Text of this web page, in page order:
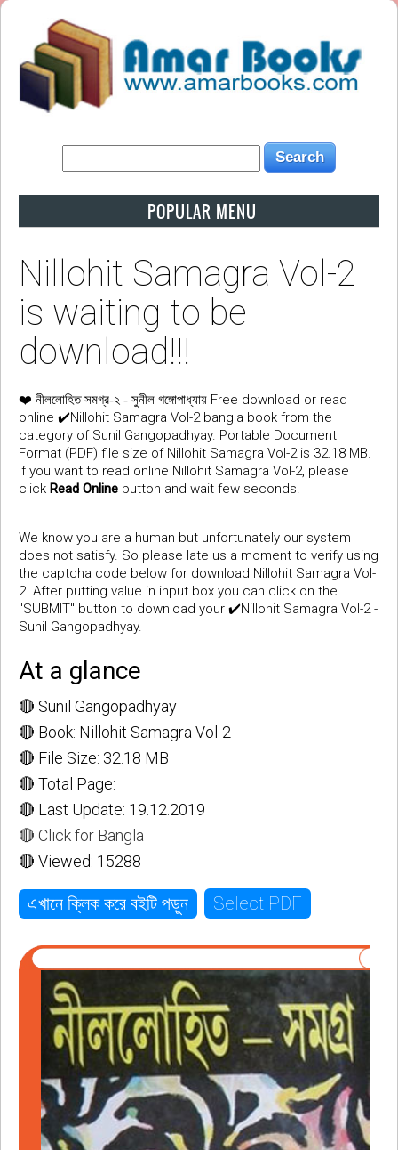
POPULAR MENU
Nillohit Samagra Vol-2
is waiting to be
download!!!
❤️ নীললোহিত সমগ্র-২ - সুনীল গঙ্গোপাধ্যায় Free download or read
online ✔️Nillohit Samagra Vol-2 bangla book from the
category of Sunil Gangopadhyay. Portable Document
Format (PDF) file size of Nillohit Samagra Vol-2 is 32.18 MB.
If you want to read online Nillohit Samagra Vol-2, please
click Read Online button and wait few seconds.
We know you are a human but unfortunately our system
does not satisfy. So please late us a moment to verify using
the captcha code below for download Nillohit Samagra Vol-
2. After putting value in input box you can click on the
"SUBMIT" button to download your ✔️Nillohit Samagra Vol-2 -
Sunil Gangopadhyay.
At a glance
🔴 Sunil Gangopadhyay
🔴 Book: Nillohit Samagra Vol-2
🔴 File Size: 32.18 MB
🔴 Total Page:
🔴 Last Update: 19.12.2019
🔴 Click for Bangla
🔴 Viewed: 15288
এখানে ক্লিক করে বইটি পড়ুন Select PDF